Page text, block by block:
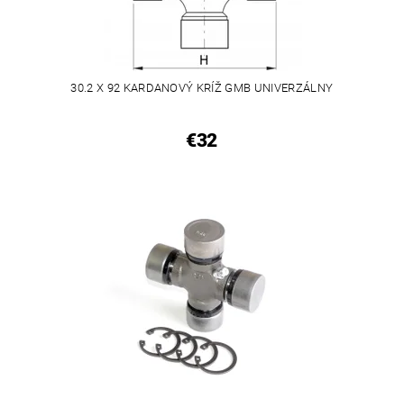
30.2 X 92 KARDANOVÝ KRÍŽ GMB UNIVERZÁLNY
€32